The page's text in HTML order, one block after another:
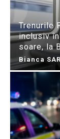
Trenurile
inclusiv
soare, la
Bianca